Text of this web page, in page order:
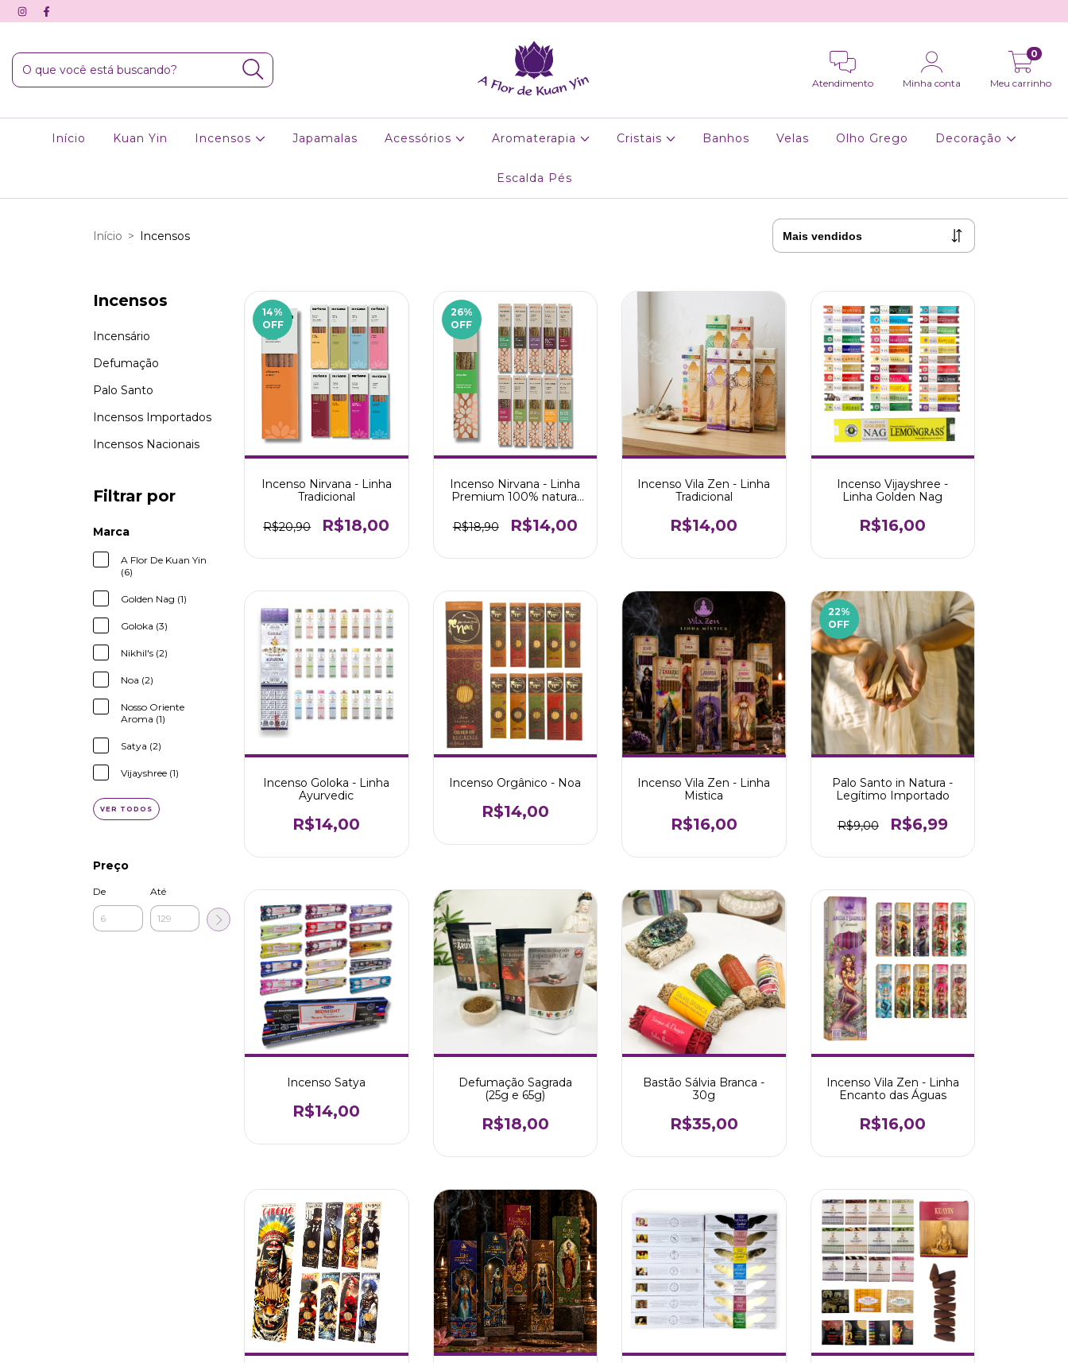
Atendimento Minha conta Meu carrinho
0
Início Kuan Yin Incensos Japamalas Acessórios Aromaterapia Cristais Banhos Velas Olho Grego Decoração
Escalda Pés
Início > Incensos
Incensos
Incensário
Defumação
Palo Santo
Incensos Importados
Incensos Nacionais
Filtrar por
Marca
A Flor De Kuan Yin
(6)
Golden Nag (1)
Goloka (3)
Nikhil's (2)
Noa (2)
Nosso Oriente
Aroma (1)
Satya (2)
Vijayshree (1)
VER TODOS
Preço
De Até
14%
OFF
Incenso Nirvana - Linha
Tradicional
R$20,90 R$18,00
26%
OFF
Incenso Nirvana - Linha
Premium 100% natural
R$18,90
R$14,00
Incenso Vila Zen - Linha
Tradicional
R$14,00
Incenso Vijayshree -
Linha Golden Nag
R$16,00
Incenso Goloka - Linha
Ayurvedic
R$14,00
Incenso Orgânico - Noa
R$14,00
Incenso Vila Zen - Linha
Mistica
R$16,00
22%
OFF
Palo Santo in Natura -
Legítimo Importado
R$9,00 R$6,99
Incenso Satya
R$14,00
Defumação Sagrada
(25g e 65g)
R$18,00
Bastão Sálvia Branca -
30g
R$35,00
Incenso Vila Zen - Linha
Encanto das Águas
R$16,00